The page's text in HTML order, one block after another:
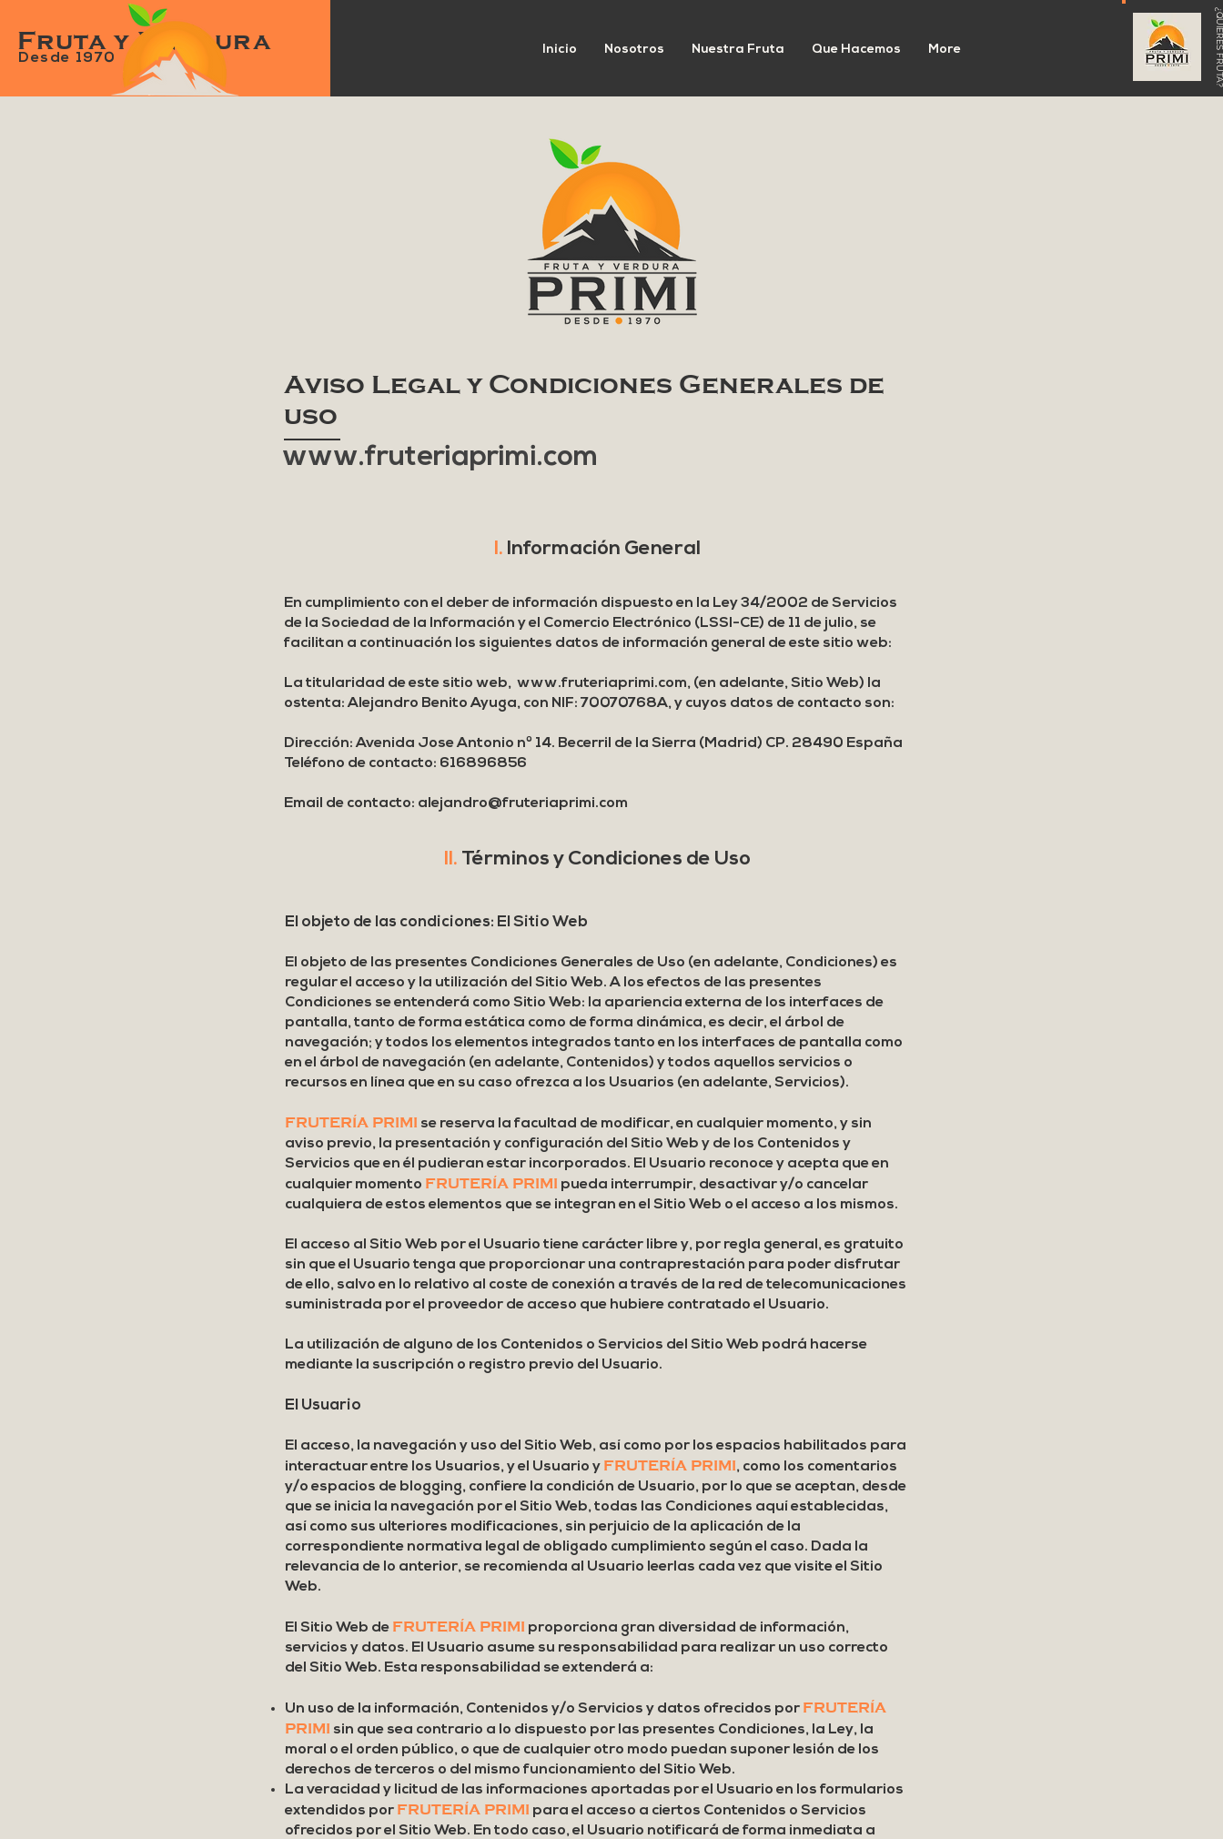
Fruta y Verdura
Desde 1970
Inicio Nosotros Nuestra Fruta Que Hacemos More
Aviso Legal y Condiciones Generales de
uso
www.fruteriaprimi.com
I. Información General
En cumplimiento con el deber de información dispuesto en la Ley 34/2002 de Servicios
de la Sociedad de la Información y el Comercio Electrónico (LSSI-CE) de 11 de julio, se
facilitan a continuación los siguientes datos de información general de este sitio web:
La titularidad de este sitio web, www.fruteriaprimi.com, (en adelante, Sitio Web) la
ostenta: Alejandro Benito Ayuga, con NIF: 70070768A, y cuyos datos de contacto son:
Dirección: Avenida Jose Antonio nº 14. Becerril de la Sierra (Madrid) CP. 28490 España
Teléfono de contacto: 616896856
Email de contacto: alejandro@fruteriaprimi.com
II. Términos y Condiciones de Uso
El objeto de las condiciones: El Sitio Web
El objeto de las presentes Condiciones Generales de Uso (en adelante, Condiciones) es
regular el acceso y la utilización del Sitio Web. A los efectos de las presentes
Condiciones se entenderá como Sitio Web: la apariencia externa de los interfaces de
pantalla, tanto de forma estática como de forma dinámica, es decir, el árbol de
navegación; y todos los elementos integrados tanto en los interfaces de pantalla como
en el árbol de navegación (en adelante, Contenidos) y todos aquellos servicios o
recursos en línea que en su caso ofrezca a los Usuarios (en adelante, Servicios).
FRUTERÍA PRIMI se reserva la facultad de modificar, en cualquier momento, y sin
aviso previo, la presentación y configuración del Sitio Web y de los Contenidos y
Servicios que en él pudieran estar incorporados. El Usuario reconoce y acepta que en
cualquier momento FRUTERÍA PRIMI pueda interrumpir, desactivar y/o cancelar
cualquiera de estos elementos que se integran en el Sitio Web o el acceso a los mismos.
El acceso al Sitio Web por el Usuario tiene carácter libre y, por regla general, es gratuito
sin que el Usuario tenga que proporcionar una contraprestación para poder disfrutar
de ello, salvo en lo relativo al coste de conexión a través de la red de telecomunicaciones
suministrada por el proveedor de acceso que hubiere contratado el Usuario.
La utilización de alguno de los Contenidos o Servicios del Sitio Web podrá hacerse
mediante la suscripción o registro previo del Usuario.
El Usuario
El acceso, la navegación y uso del Sitio Web, así como por los espacios habilitados para
interactuar entre los Usuarios, y el Usuario y FRUTERÍA PRIMI, como los comentarios
y/o espacios de blogging, confiere la condición de Usuario, por lo que se aceptan, desde
que se inicia la navegación por el Sitio Web, todas las Condiciones aquí establecidas,
así como sus ulteriores modificaciones, sin perjuicio de la aplicación de la
correspondiente normativa legal de obligado cumplimiento según el caso. Dada la
relevancia de lo anterior, se recomienda al Usuario leerlas cada vez que visite el Sitio
Web.
El Sitio Web de FRUTERÍA PRIMI proporciona gran diversidad de información,
servicios y datos. El Usuario asume su responsabilidad para realizar un uso correcto
del Sitio Web. Esta responsabilidad se extenderá a:
Un uso de la información, Contenidos y/o Servicios y datos ofrecidos por FRUTERÍA
PRIMI sin que sea contrario a lo dispuesto por las presentes Condiciones, la Ley, la
moral o el orden público, o que de cualquier otro modo puedan suponer lesión de los
derechos de terceros o del mismo funcionamiento del Sitio Web.
La veracidad y licitud de las informaciones aportadas por el Usuario en los formularios
extendidos por FRUTERÍA PRIMI para el acceso a ciertos Contenidos o Servicios
ofrecidos por el Sitio Web. En todo caso, el Usuario notificará de forma inmediata a